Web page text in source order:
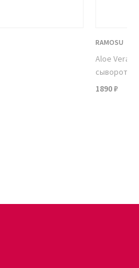
RAMOSU
Aloe Vera
1890 ₽